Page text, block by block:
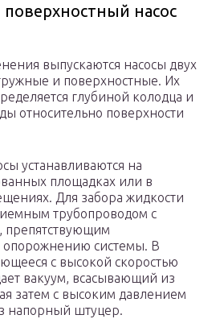
насос
выпускаются насосы двух
и поверхностные. Их
глубиной колодца и
относительно поверхности
устанавливаются на
площадках или в
Для забора жидкости
трубопроводом с
препятствующим
опорожнению системы. В
с высокой скоростью
вакуум, всасывающий из
затем с высоким давлением
напорный штуцер.